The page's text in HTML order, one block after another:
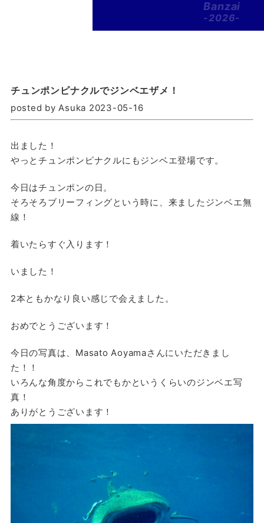
Banzai
-2026-
チュンポンピナクルでジンベエザメ！
posted by Asuka 2023-05-16
出ました！
やっとチュンポンピナクルにもジンベエ登場です。
今日はチュンポンの日。
そろそろブリーフィングという時に、来ましたジンベエ無
線！
着いたらすぐ入ります！
いました！
2本ともかなり良い感じで会えました。
おめでとうございます！
今日の写真は、Masato Aoyamaさんにいただきまし
た！！
いろんな角度からこれでもかというくらいのジンベエ写
真！
ありがとうございます！